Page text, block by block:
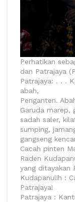
Perhatikan
dan Patrajaya
Patrajaya: . . .
abah,
Penganten.
Garuda marep,
sadah saler,
sumping,
gangseng
Cacah pinten
Raden
yang ditayakan
Kudapanulih :
Patrajaya!
Patrajaya :